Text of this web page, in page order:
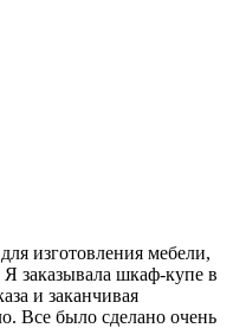
изготовления мебели,
заказывала шкаф-купе в
и заканчивая
Все было сделано очень